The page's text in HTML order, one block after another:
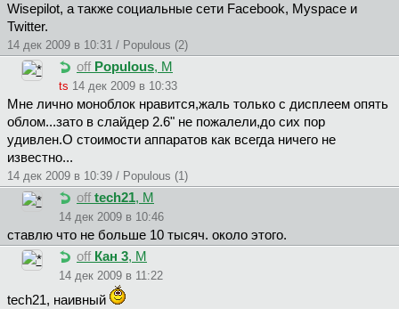
Wisepilot, а также социальные сети Facebook, Myspace и
Twitter.
14 дек 2009 в 10:31 / Populous (2)
off Populous, М
ts 14 дек 2009 в 10:33
Мне лично моноблок нравится,жаль только с дисплеем опять
облом...зато в слайдер 2.6" не пожалели,до сих пор
удивлен.О стоимости аппаратов как всегда ничего не
известно...
14 дек 2009 в 10:39 / Populous (1)
off tech21, М
14 дек 2009 в 10:46
ставлю что не больше 10 тысяч. около этого.
off Кан 3, М
14 дек 2009 в 11:22
tech21, наивный